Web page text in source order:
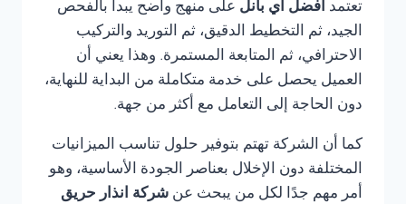
تعتمد أفضل أي بانل على منهج واضح يبدأ بالفحص
الجيد، ثم التخطيط الدقيق، ثم التوريد والتركيب
الاحترافي، ثم المتابعة المستمرة. وهذا يعني أن
العميل يحصل على خدمة متكاملة من البداية للنهاية،
دون الحاجة إلى التعامل مع أكثر من جهة.
كما أن الشركة تهتم بتوفير حلول تناسب الميزانيات
المختلفة دون الإخلال بعناصر الجودة الأساسية، وهو
أمر مهم جدًا لكل من يبحث عن شركة انذار حريق